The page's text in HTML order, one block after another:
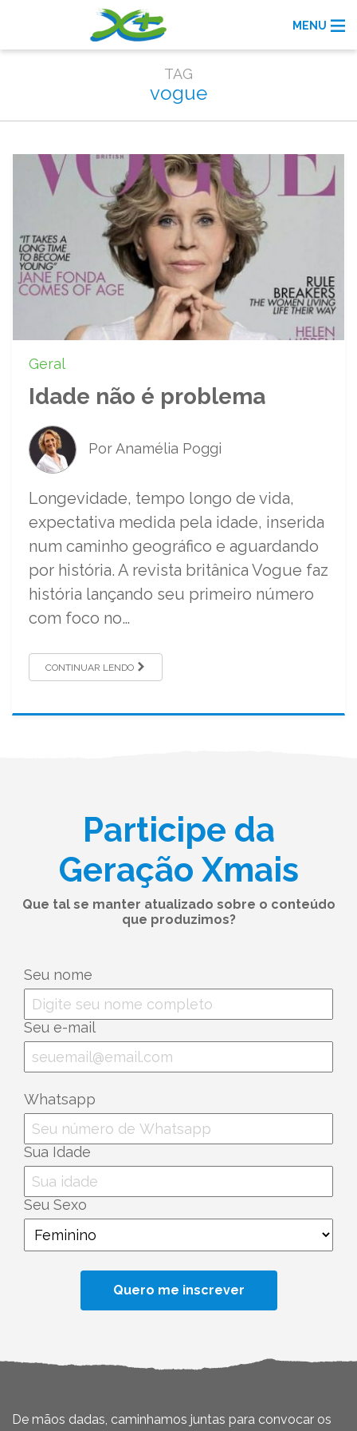
MENU
TAG
vogue
Geral
Idade não é problema
Por Anamélia Poggi
Longevidade, tempo longo de vida,
expectativa medida pela idade, inserida
num caminho geográfico e aguardando
por história. A revista britânica Vogue faz
história lançando seu primeiro número
com foco no…
CONTINUAR LENDO
Participe da
Geração Xmais
Que tal se manter atualizado sobre o conteúdo
que produzimos?
Seu nome
Seu e-mail
Whatsapp
Sua Idade
Seu Sexo
De mãos dadas, caminhamos juntas para convocar os